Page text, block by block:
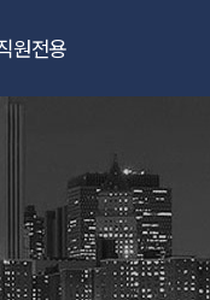
원전용
Office 365